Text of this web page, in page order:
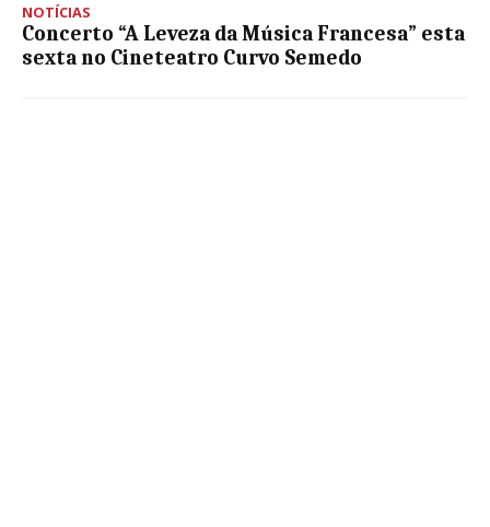
NOTÍCIAS
Concerto “A Leveza da Música Francesa” esta
sexta no Cineteatro Curvo Semedo